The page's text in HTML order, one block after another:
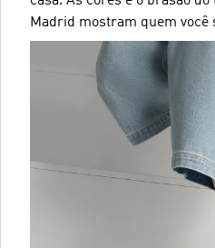
Madrid mostram quem você